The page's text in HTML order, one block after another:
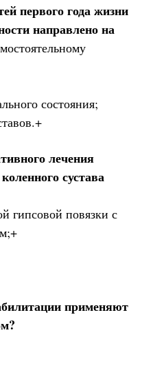
первого года жизни
направлено на
состояния;
лечения
сустава
гипсовой повязки с
применяют